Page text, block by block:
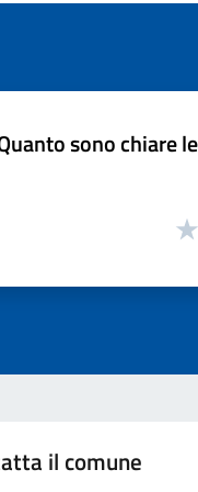
sono chiare
il comune